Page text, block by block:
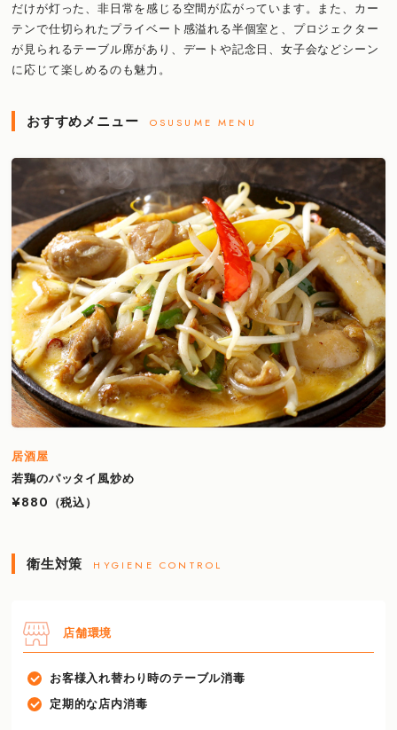
だけが灯った、非日常を感じる空間が広がっています。また、カー
テンで仕切られたプライベート感溢れる半個室と、プロジェクター
が見られるテーブル席があり、デートや記念日、女子会などシーン
に応じて楽しめるのも魅力。
おすすめメニュー OSUSUME MENU
居酒屋
若鶏のパッタイ風炒め
¥880
（税込）
衛生対策 HYGIENE CONTROL
店舗環境
お客様入れ替わり時のテーブル消毒
定期的な店内消毒